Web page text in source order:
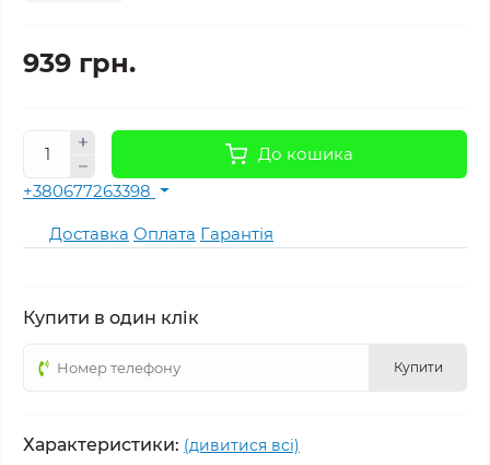
939 грн.
До кошика
+380677263398
Доставка Оплата Гарантія
Купити в один клік
Купити
Характеристики: (дивитися всі)